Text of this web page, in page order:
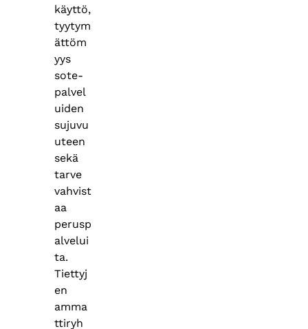
käyttö,
tyytym
ättöm
yys
sote-
palvel
uiden
sujuvu
uteen
sekä
tarve
vahvist
aa
perusp
alvelui
ta.
Tiettyj
en
amma
ttiryh